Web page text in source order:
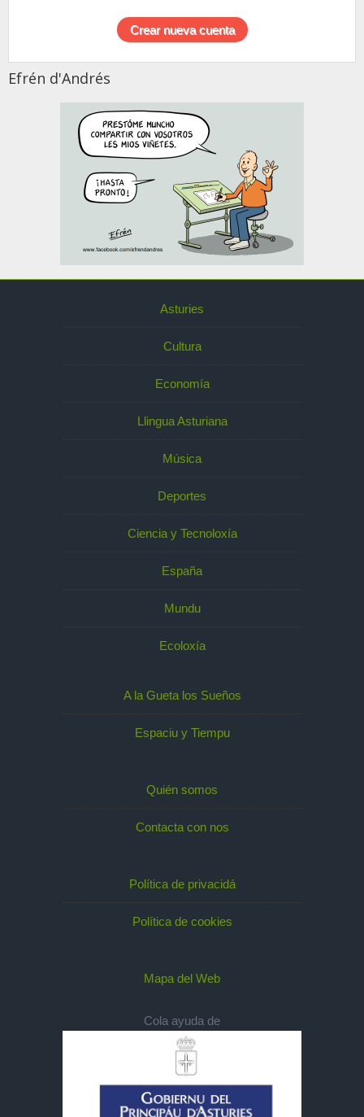
Efrén d'Andrés
Asturies
Cultura
Economía
Llingua Asturiana
Música
Deportes
Ciencia y Tecnoloxía
España
Mundu
Ecoloxía
A la Gueta los Sueños
Espaciu y Tiempu
Quién somos
Contacta con nos
Política de privacidá
Política de cookies
Mapa del Web
Cola ayuda de